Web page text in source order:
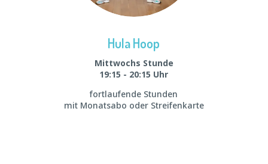
Hula Hoop
Mittwochs Stunde
19:15 - 20:15 Uhr
fortlaufende Stunden
mit Monatsabo oder Streifenkarte